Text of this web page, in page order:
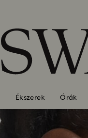
Ékszerek Órák